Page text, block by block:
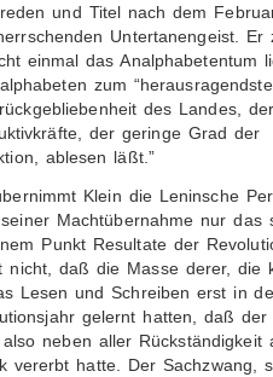
und Titel nach dem
Untertanengeist. Er
einmal das Analphabetentum
zum
des Landes,
der geringe Grad der
ablesen läßt.”
Klein die Leninsche
Machtübernahme nur das
Punkt Resultate der
nicht, daß die Masse derer, die
Lesen und Schreiben erst in
gelernt hatten, daß der
neben aller Rückständigkeit
vererbt hatte. Der Sachzwang,